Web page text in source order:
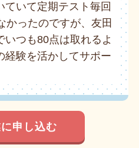
ていて定期テスト毎回
かったのですが、友田
つも80点は取れるよ
経験を活かしてサポー
申し込む